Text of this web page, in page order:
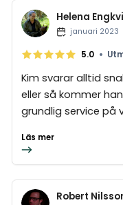
Helena
januari 2023
5.0 •
Kim svarar alltid
eller så kommer
grundlig service på
Läs mer
Robert